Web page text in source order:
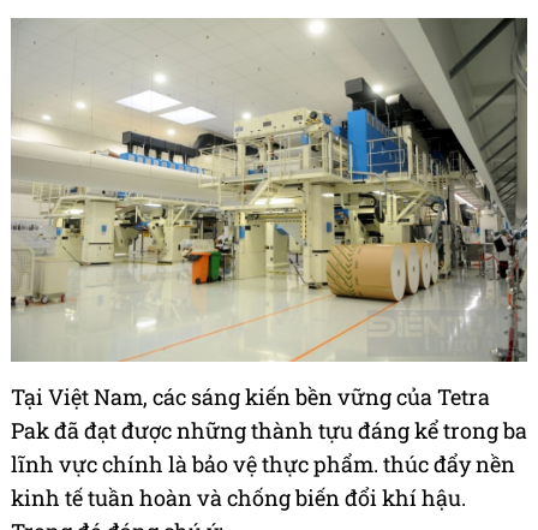
Tại Việt Nam, các sáng kiến bền vững của Tetra
Pak đã đạt được những thành tựu đáng kể trong ba
lĩnh vực chính là bảo vệ thực phẩm. thúc đẩy nền
kinh tế tuần hoàn và chống biến đổi khí hậu.